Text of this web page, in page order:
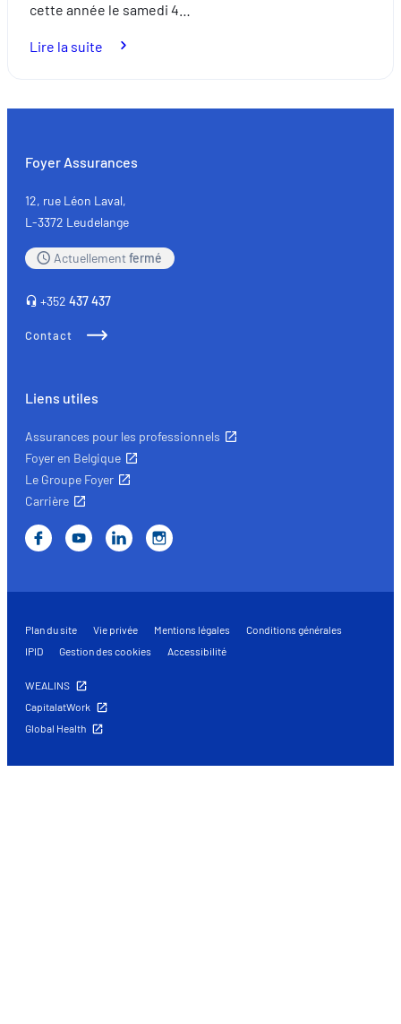
cette année le samedi 4…
Lire la suite
Triathlon
Foyer Assurances
12, rue Léon Laval,
L-3372 Leudelange
Actuellementfermé
+352 437 437
Contact
Liens utiles
Assurances pour les professionnels
Foyer en Belgique
Le Groupe Foyer
Carrière
Plan du site Vie privée Mentions légales
Conditions générales
IPID
Gestion des cookies Accessibilité
WEALINS
CapitalatWork
Global Health